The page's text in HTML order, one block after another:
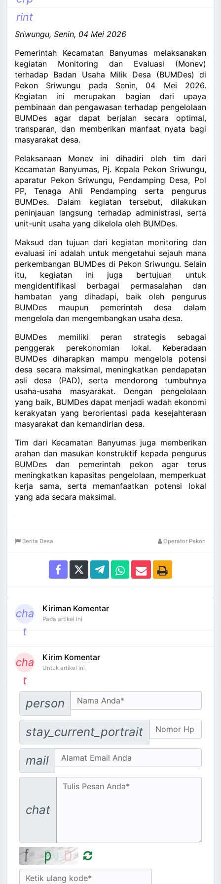
rint
Sriwungu, Senin, 04 Mei 2026
Pemerintah Kecamatan Banyumas melaksanakan
kegiatan Monitoring dan Evaluasi (Monev)
terhadap Badan Usaha Milik Desa (BUMDes) di
Pekon Sriwungu pada Senin, 04 Mei 2026.
Kegiatan ini merupakan bagian dari upaya
pembinaan dan pengawasan terhadap pengelolaan
BUMDes agar dapat berjalan secara optimal,
transparan, dan memberikan manfaat nyata bagi
masyarakat desa.
Pelaksanaan Monev ini dihadiri oleh tim dari
Kecamatan Banyumas, Pj. Kepala Pekon Sriwungu,
aparatur Pekon Sriwungu, Pendamping Desa, Pol
PP, Tenaga Ahli Pendamping serta pengurus
BUMDes. Dalam kegiatan tersebut, dilakukan
peninjauan langsung terhadap administrasi, serta
unit-unit usaha yang dikelola oleh BUMDes.
Maksud dan tujuan dari kegiatan monitoring dan
evaluasi ini adalah untuk mengetahui sejauh mana
perkembangan BUMDes di Pekon Sriwungu. Selain
itu, kegiatan ini juga bertujuan untuk
mengidentifikasi berbagai permasalahan dan
hambatan yang dihadapi, baik oleh pengurus
BUMDes maupun pemerintah desa dalam
mengelola dan mengembangkan usaha desa.
BUMDes memiliki peran strategis sebagai
penggerak perekonomian lokal. Keberadaan
BUMDes diharapkan mampu mengelola potensi
desa secara maksimal, meningkatkan pendapatan
asli desa (PAD), serta mendorong tumbuhnya
usaha-usaha masyarakat. Dengan pengelolaan
yang baik, BUMDes dapat menjadi wadah ekonomi
kerakyatan yang berorientasi pada kesejahteraan
masyarakat dan kemandirian desa.
Tim dari Kecamatan Banyumas juga memberikan
arahan dan masukan konstruktif kepada pengurus
BUMDes dan pemerintah pekon agar terus
meningkatkan kapasitas pengelolaan, memperkuat
kerja sama, serta memanfaatkan potensi lokal
yang ada secara maksimal.
Berita Desa Operator Pekon
cha
t
Kiriman Komentar
Pada artikel ini
cha
t
Kirim Komentar
Untuk artikel ini
person
stay_current_portrait
Email address
mail
chat